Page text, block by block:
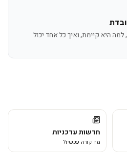
היא קיימת, ואיך כל אחד יכול
חדשות עדכניות
מה קורה עכשיו?